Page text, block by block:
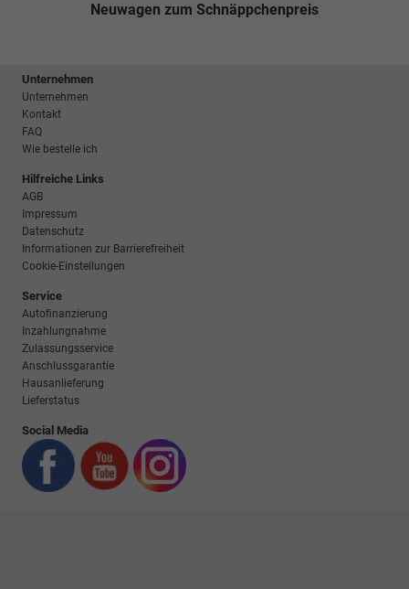
Neuwagen zum Schnäppchenpreis
Unternehmen
Unternehmen
Kontakt
FAQ
Wie bestelle ich
Hilfreiche Links
AGB
Impressum
Datenschutz
Informationen zur Barrierefreiheit
Cookie-Einstellungen
Service
Autofinanzierung
Inzahlungnahme
Zulassungsservice
Anschlussgarantie
Hausanlieferung
Lieferstatus
Social Media